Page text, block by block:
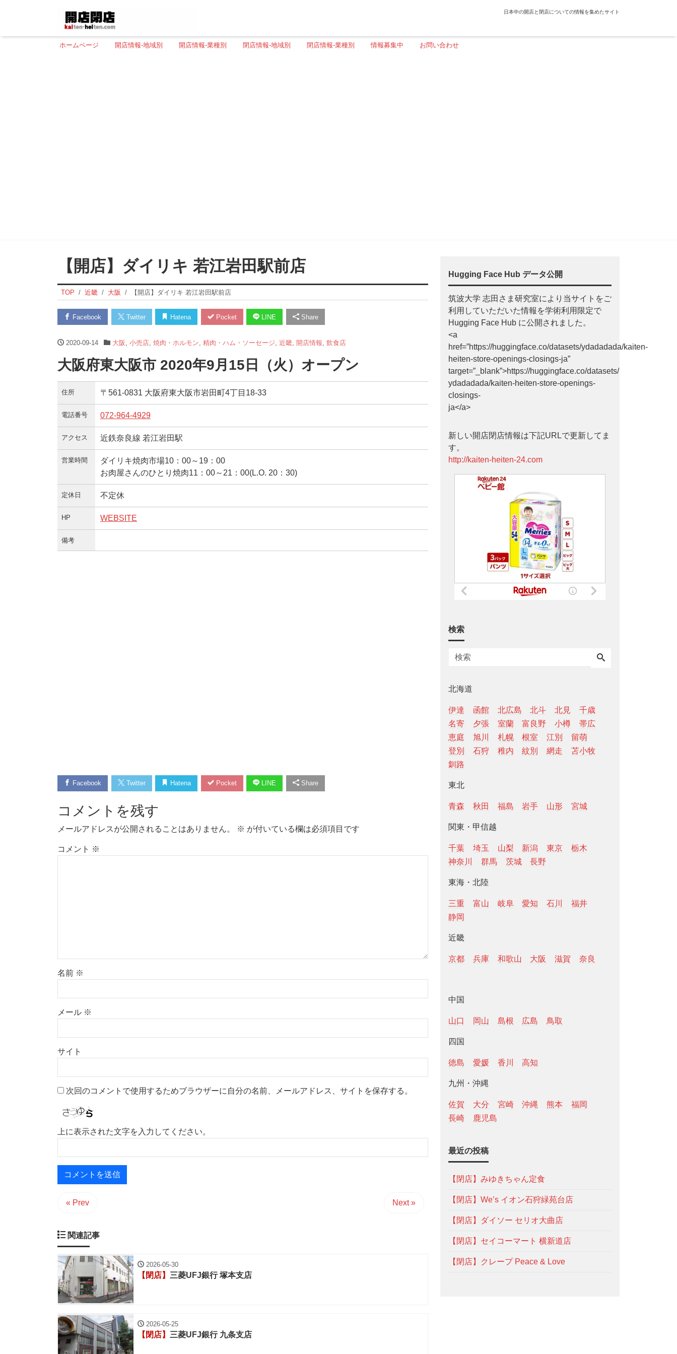
日本中の開店と閉店についての情報を集めたサイト
ホームページ 開店情報-地域別 開店情報-業種別 閉店情報-地域別 閉店情報-業種別 情報募集中 お問い合わせ
【開店】ダイリキ 若江岩田駅前店
TOP 近畿 大阪 【開店】ダイリキ 若江岩田駅前店
Facebook Twitter Hatena Pocket LINE Share
2020-09-14 大阪 小売店, 焼肉・ホルモン 精肉・ハム・ソーセージ 近畿, 開店情報 飲食店
大阪府東大阪市 2020年9月15日（火）オープン
住所 〒561-0831 大阪府東大阪市岩田町4丁目18-33
電話番号 072-964-4929
アクセス 近鉄奈良線 若江岩田駅
営業時間
ダイリキ焼肉市場10：00～19：00
お肉屋さんのひとり焼肉11：00～21：00(L.O. 20：30)
定休日 不定休
HP WEBSITE
備考
Facebook Twitter Hatena Pocket LINE Share
コメントを残す
メールアドレスが公開されることはありません。 ※ が付いている欄は必須項目です
コメント ※
名前 ※
メール ※
サイト
次回のコメントで使用するためブラウザーに自分の名前、メールアドレス、サイトを保存する。
上に表示された文字を入力してください。
« Prev Next »
関連記事
2026-05-30
【閉店】 三菱UFJ銀行 塚本支店
2026-05-25
【閉店】 三菱UFJ銀行 九条支店
Hugging Face Hub データ公開
筑波大学 志田さま研究室により当サイトをご
利用していただいた情報を学術利用限定で
Hugging Face Hub に公開されました。
<a
href=”https://huggingface.co/datasets/ydadadada/kaiten-
heiten-store-openings-closings-ja”
target=”_blank”>https://huggingface.co/datasets/
ydadadada/kaiten-heiten-store-openings-
closings-
ja</a>
新しい開店閉店情報は下記URLで更新してま
す。
http://kaiten-heiten-24.com
検索
北海道
伊達 函館 北広島 北斗 北見
千歳
名寄
夕張 室蘭 富良野 小樽
帯広
恵庭
旭川 札幌 根室 江別
留萌
登別
石狩 稚内 紋別 網走
苫小牧
釧路
東北
青森 秋田 福島 岩手 山形 宮城
関東・甲信越
千葉 埼玉 山梨 新潟 東京
栃木
神奈川
群馬 茨城 長野
東海・北陸
三重 富山 岐阜 愛知 石川
福井
静岡
近畿
京都 兵庫 和歌山 大阪 滋賀 奈良
中国
山口 岡山 島根 広島 鳥取
四国
徳島 愛媛 香川 高知
九州・沖縄
佐賀 大分 宮崎 沖縄 熊本
福岡
長崎
鹿児島
最近の投稿
【閉店】みゆきちゃん定食
【閉店】We’s イオン石狩緑苑台店
【閉店】ダイソー セリオ大曲店
【閉店】セイコーマート 横新道店
【閉店】クレープ Peace & Love